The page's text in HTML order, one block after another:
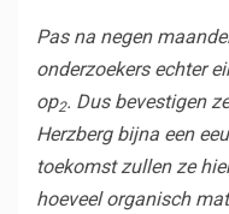
Pas na negen
onderzoekers echter
op2. Dus bevestigen
Herzberg bijna een
toekomst zullen ze
hoeveel organisch